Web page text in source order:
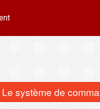
système de